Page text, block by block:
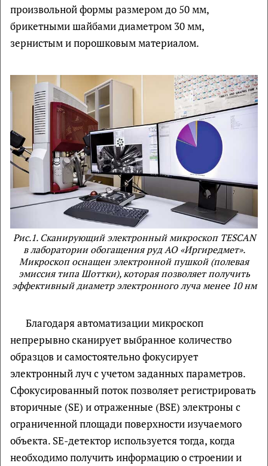
произвольной формы размером до 50 мм,
брикетными шайбами диаметром 30 мм,
зернистым и порошковым материалом.
Рис.1. Сканирующий электронный микроскоп TESCAN
в лаборатории обогащения руд АО «Иргиредмет».
Микроскоп оснащен электронной пушкой (полевая
эмиссия типа Шоттки), которая позволяет получить
эффективный диаметр электронного луча менее 10 нм
Благодаря автоматизации микроскоп
непрерывно сканирует выбранное количество
образцов и самостоятельно фокусирует
электронный луч с учетом заданных параметров.
Сфокусированный поток позволяет регистрировать
вторичные (SE) и отраженные (BSE) электроны с
ограниченной площади поверхности изучаемого
объекта. SE-детектор используется тогда, когда
необходимо получить информацию о строении и